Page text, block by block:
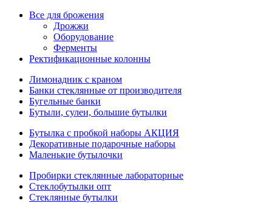
Все для брожения
Дрожжи
Оборудование
Ферменты
Ректификационные колонны
Лимонадник с краном
Банки стеклянные от производителя
Бугельные банки
Бутыли, сулеи, большие бутылки
Бутылка с пробкой наборы АКЦИЯ
Декоративные подарочные наборы
Маленькие бутылочки
Пробирки стеклянные лабораторные
Стеклобутылки опт
Стеклянные бутылки